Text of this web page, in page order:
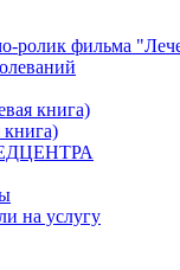
ролик фильма
книга)
книга)
на услугу